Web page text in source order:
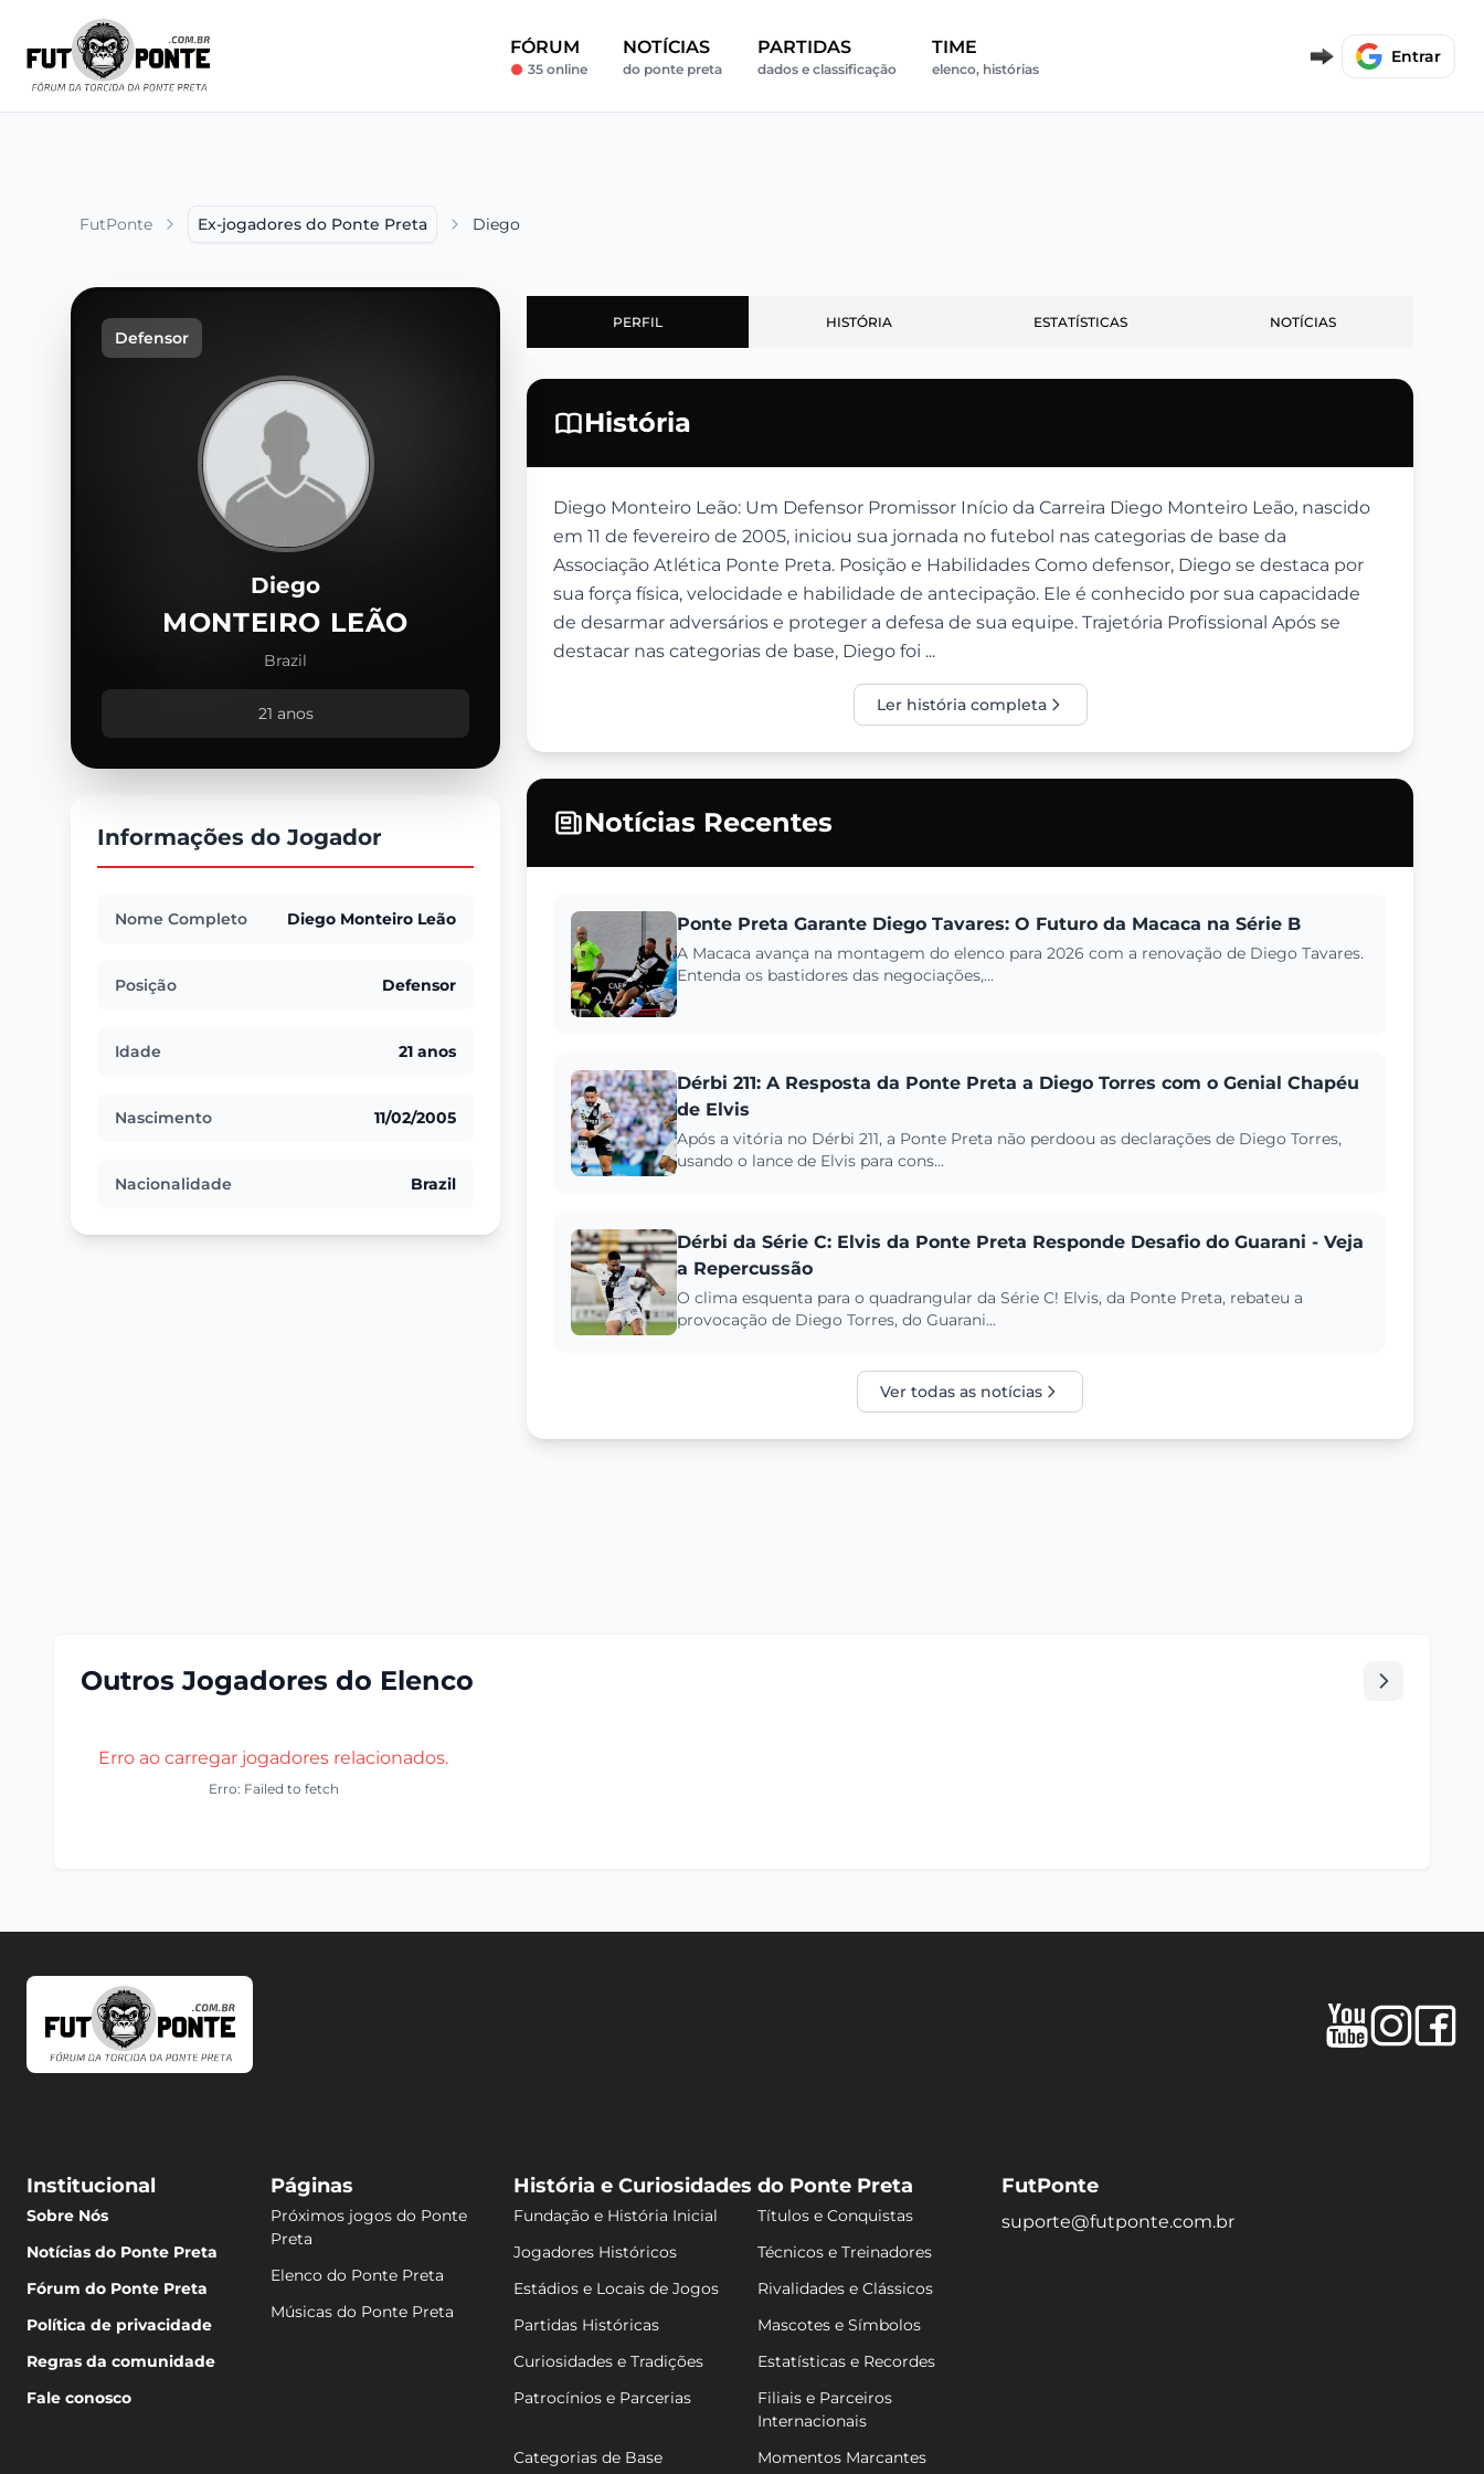
FÓRUM
35 online
NOTÍCIAS
do ponte preta
PARTIDAS
dados e classificação
TIME
elenco, histórias
Entrar
FutPonte Ex-jogadores do Ponte Preta Diego
Defensor
Diego
MONTEIRO LEÃO
Brazil
21 anos
Informações do Jogador
Nome Completo Diego Monteiro Leão
Posição Defensor
Idade 21 anos
Nascimento 11/02/2005
Nacionalidade Brazil
PERFIL HISTÓRIA ESTATÍSTICAS NOTÍCIAS
História
Diego Monteiro Leão: Um Defensor Promissor Início da Carreira Diego Monteiro Leão, nascido
em 11 de fevereiro de 2005, iniciou sua jornada no futebol nas categorias de base da
Associação Atlética Ponte Preta. Posição e Habilidades Como defensor, Diego se destaca por
sua força física, velocidade e habilidade de antecipação. Ele é conhecido por sua capacidade
de desarmar adversários e proteger a defesa de sua equipe. Trajetória Profissional Após se
destacar nas categorias de base, Diego foi ...
Ler história completa
Notícias Recentes
Ponte Preta Garante Diego Tavares: O Futuro da Macaca na Série B
A Macaca avança na montagem do elenco para 2026 com a renovação de Diego Tavares.
Entenda os bastidores das negociações,...
Dérbi 211: A Resposta da Ponte Preta a Diego Torres com o Genial Chapéu
de Elvis
Após a vitória no Dérbi 211, a Ponte Preta não perdoou as declarações de Diego Torres,
usando o lance de Elvis para cons...
Dérbi da Série C: Elvis da Ponte Preta Responde Desafio do Guarani - Veja
a Repercussão
O clima esquenta para o quadrangular da Série C! Elvis, da Ponte Preta, rebateu a
provocação de Diego Torres, do Guarani...
Ver todas as notícias
Outros Jogadores do Elenco
Erro ao carregar jogadores relacionados.
Erro: Failed to fetch
Institucional
Sobre Nós
Notícias do Ponte Preta
Fórum do Ponte Preta
Política de privacidade
Regras da comunidade
Fale conosco
Páginas
Próximos jogos do Ponte
Preta
Elenco do Ponte Preta
Músicas do Ponte Preta
História e Curiosidades do Ponte Preta
Fundação e História Inicial
Títulos e Conquistas
Jogadores Históricos
Técnicos e Treinadores
Estádios e Locais de Jogos
Rivalidades e Clássicos
Partidas Históricas
Mascotes e Símbolos
Curiosidades e Tradições
Estatísticas e Recordes
Patrocínios e Parcerias
Filiais e Parceiros
Internacionais
Categorias de Base
Momentos Marcantes
FutPonte
suporte@futponte.com.br